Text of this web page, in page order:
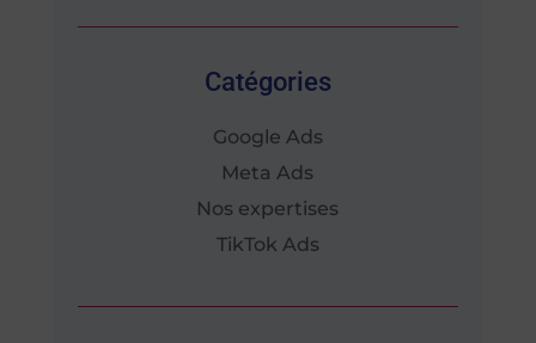
Catégories
Google Ads
Meta Ads
Nos expertises
TikTok Ads